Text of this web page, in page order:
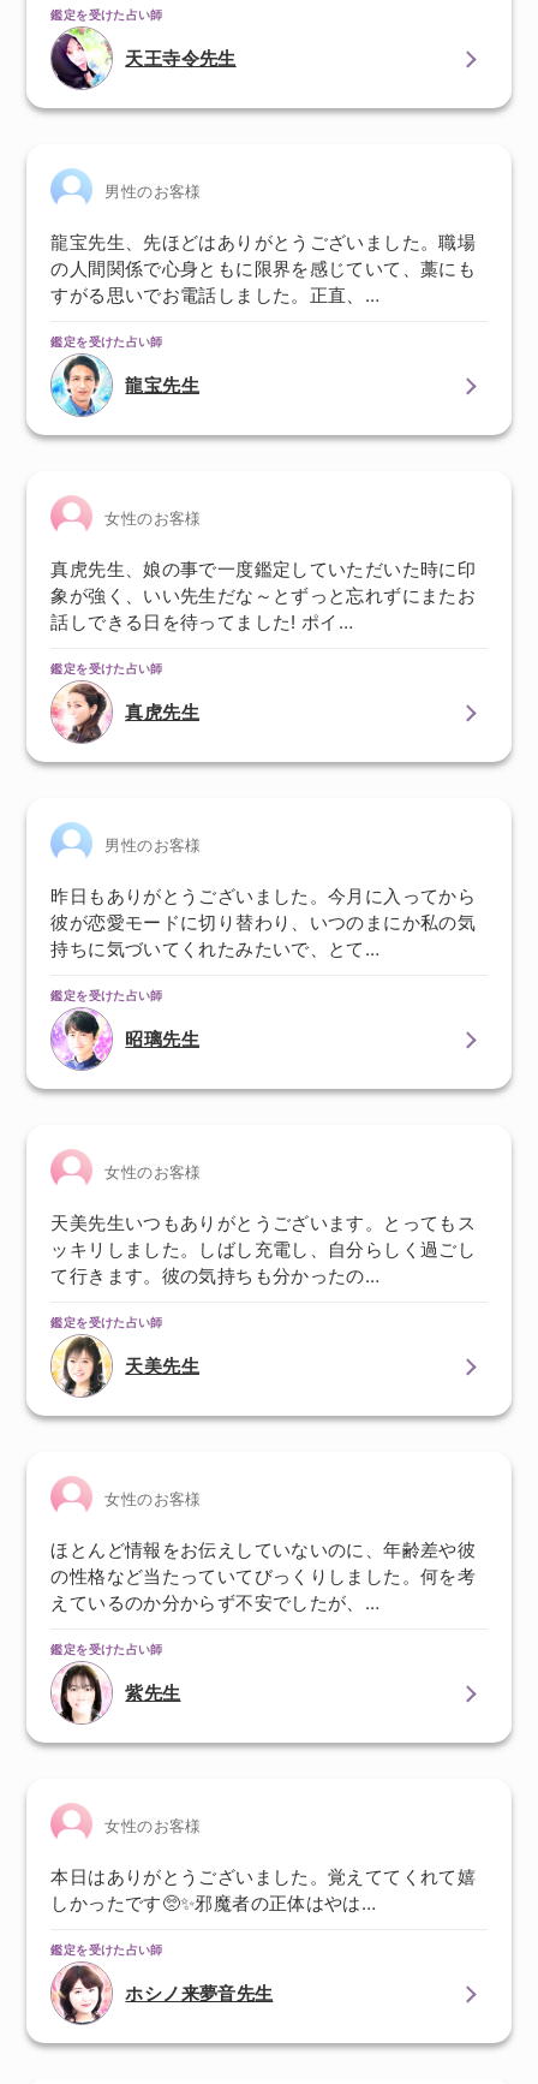
鑑定を受けた占い師
天王寺令先生
男性のお客様
龍宝先生、先ほどはありがとうございました。職場
の人間関係で心身ともに限界を感じていて、藁にも
すがる思いでお電話しました。正直、…
鑑定を受けた占い師
龍宝先生
女性のお客様
真虎先生、娘の事で一度鑑定していただいた時に印
象が強く、いい先生だな～とずっと忘れずにまたお
話しできる日を待ってました! ポイ…
鑑定を受けた占い師
真虎先生
男性のお客様
昨日もありがとうございました。今月に入ってから
彼が恋愛モードに切り替わり、いつのまにか私の気
持ちに気づいてくれたみたいで、とて…
鑑定を受けた占い師
昭璃先生
女性のお客様
天美先生いつもありがとうございます。とってもス
ッキリしました。しばし充電し、自分らしく過ごし
て行きます。彼の気持ちも分かったの…
鑑定を受けた占い師
天美先生
女性のお客様
ほとんど情報をお伝えしていないのに、年齢差や彼
の性格など当たっていてびっくりしました。何を考
えているのか分からず不安でしたが、…
鑑定を受けた占い師
紫先生
女性のお客様
本日はありがとうございました。覚えててくれて嬉
しかったです🥺✨邪魔者の正体はやは…
鑑定を受けた占い師
ホシノ来夢音先生